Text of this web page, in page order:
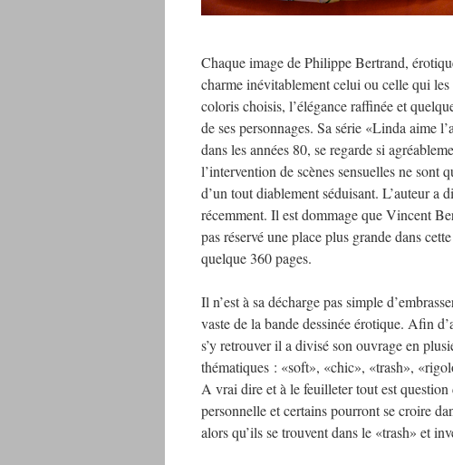
Chaque image de Philippe Bertrand,
charme inévitablement celui ou celle qui les
coloris choisis, l’élégance raffinée et
de ses personnages. Sa série «Linda aime
dans les années 80, se regarde si
l’intervention de scènes sensuelles ne sont
d’un tout diablement séduisant. L’auteur a
récemment. Il est dommage que Vincent
pas réservé une place plus grande dans
quelque 360 pages.
Il n’est à sa décharge pas simple
vaste de la bande dessinée érotique. Afin
s’y retrouver il a divisé son ouvrage en
thématiques : «soft», «chic», «trash»,
A vrai dire et à le feuilleter tout est question
personnelle et certains pourront se croire
alors qu’ils se trouvent dans le «trash» et